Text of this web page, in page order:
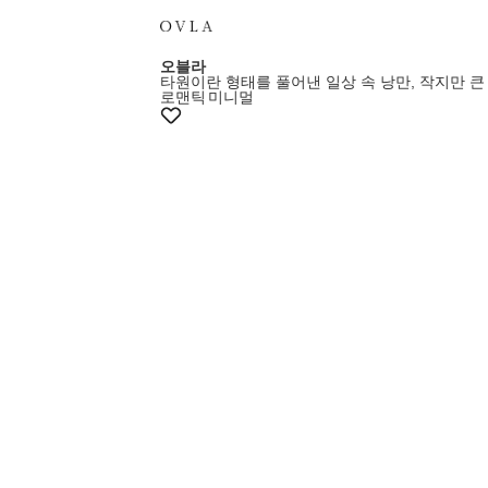
오블라
타원이란 형태를 풀어낸 일상 속 낭만, 작지만
로맨틱 미니멀